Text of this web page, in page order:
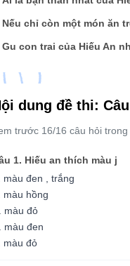
Nếu chỉ còn một món ăn
Gu con trai của Hiếu An
dung đề thi:
trước 16/16 câu hỏi trong
1. Hiếu an thích màu j
màu đen , trắng
màu hồng
màu đỏ
màu đen
màu đỏ